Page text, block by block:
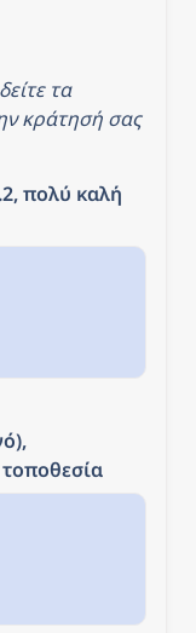
τα
κράτησή σας
πολύ καλή